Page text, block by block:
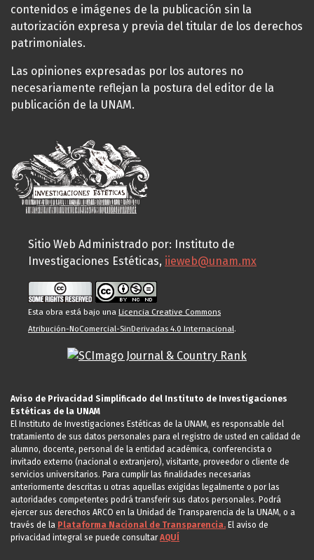
contenidos e imágenes de la publicación sin la
autorización expresa y previa del titular de los derechos
patrimoniales.
Las opiniones expresadas por los autores no
necesariamente reflejan la postura del editor de la
publicación de la UNAM.
Sitio Web Administrado por: Instituto de
Investigaciones Estéticas, iieweb@unam.mx
Esta obra está bajo una Licencia Creative Commons
Atribución-NoComercial-SinDerivadas 4.0 Internacional.
Aviso de Privacidad Simplificado del Instituto de Investigaciones
Estéticas de la UNAM
El Instituto de Investigaciones Estéticas de la UNAM, es responsable del
tratamiento de sus datos personales para el registro de usted en calidad de
alumno, docente, personal de la entidad académica, conferencista o
invitado externo (nacional o extranjero), visitante, proveedor o cliente de
servicios universitarios. Para cumplir las finalidades necesarias
anteriormente descritas u otras aquellas exigidas legalmente o por las
autoridades competentes podrá transferir sus datos personales. Podrá
ejercer sus derechos ARCO en la Unidad de Transparencia de la UNAM, o a
través de la Plataforma Nacional de Transparencia. El aviso de
privacidad integral se puede consultarAQUÍ